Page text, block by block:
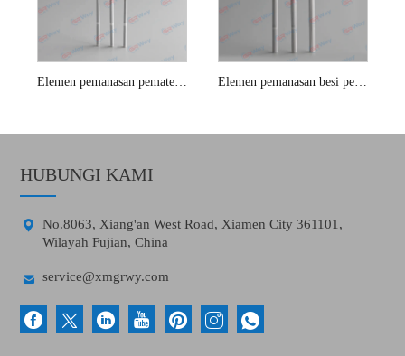
Elemen pemanasan pematerian hakko
HUBUNGI KAMI

No.8063, Xiang'an West Road, Xiamen City 361101,
Wilayah Fujian, China
 service@xmgrwy.com